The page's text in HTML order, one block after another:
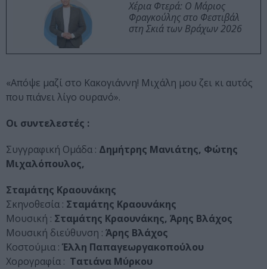
Χέρια Φτερά: Ο Μάριος
Φραγκούλης στο Φεστιβάλ
στη Σκιά των Βράχων 2026
«Απόψε μαζί στο Κακογιάννη! Μιχάλη μου ζει κι αυτός
που πιάνει λίγο ουρανό».
Οι συντελεστές :
Συγγραφική Ομάδα : Δημήτρης Μανιάτης, Φώτης
Μιχαλόπουλος,
Σταμάτης Κραουνάκης
Σκηνοθεσία : Σταμάτης Κραουνάκης
Μουσική : Σταμάτης Κραουνάκης, Άρης Βλάχος
Μουσική διεύθυνση : Άρης Βλάχος
Κοστούμια : Έλλη Παπαγεωργακοπούλου
Χορογραφία : Τατιάνα Μύρκου